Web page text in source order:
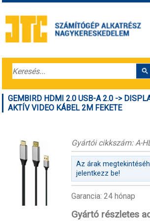
GEMBIRD HDMI 2.0 USB-A 2.0 ->
AKTÍV VIDEO KÁBEL 2M FEKETE
Gyártói cikkszám: A-
Az árak
jelentkezz be!
Garancia: 24 hónap
Gyártó részletes